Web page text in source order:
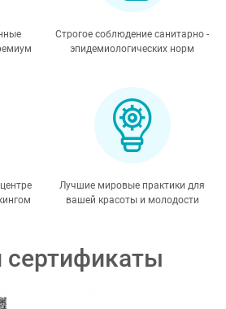
Строгое соблюдение санитарно -
эпидемиологических норм
Лучшие мировые практики для
вашей красоты и молодости
сертификаты